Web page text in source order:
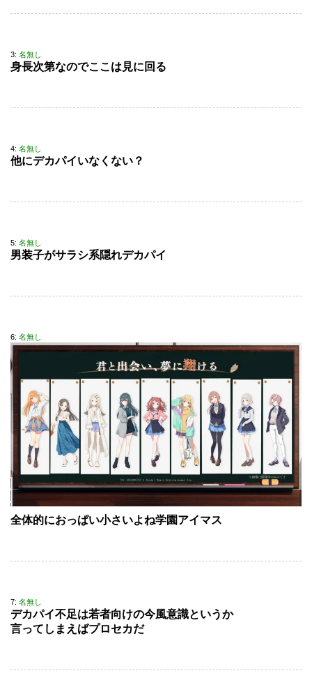
3: 名無し
身長次第なのでここは見に回る
4: 名無し
他にデカパイいなくない？
5: 名無し
男装子がサラシ系隠れデカパイ
6: 名無し
全体的におっぱい小さいよね学園アイマス
7: 名無し
デカパイ不足は若者向けの今風意識というか
言ってしまえばプロセカだ